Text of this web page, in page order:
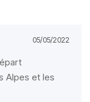
05/05/2022
Alpes et les